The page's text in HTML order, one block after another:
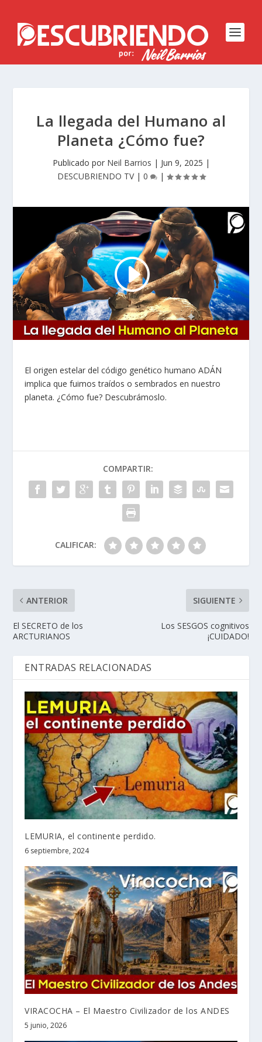
La llegada del Humano al
Planeta ¿Cómo fue?
Publicado por Neil Barrios | Jun 9, 2025 |
DESCUBRIENDO TV| 0 |
El origen estelar del código genético humano ADÁN
implica que fuimos traídos o sembrados en nuestro
planeta. ¿Cómo fue? Descubrámoslo.
COMPARTIR:
CALIFICAR:
ANTERIOR
El SECRETO de los
ARCTURIANOS
SIGUIENTE
Los SESGOS cognitivos
¡CUIDADO!
ENTRADAS RELACIONADAS
LEMURIA, el continente perdido.
6 septiembre, 2024
VIRACOCHA – El Maestro Civilizador de los ANDES
5 junio, 2026